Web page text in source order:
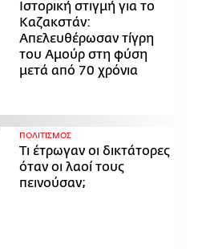
Ιστορική στιγμή για το
Καζακστάν:
Απελευθέρωσαν τίγρη
του Αμούρ στη φύση
μετά από 70 χρόνια
ΠΟΛΙΤΙΣΜΟΣ
Τι έτρωγαν οι δικτάτορες
όταν οι λαοί τους
πεινούσαν;